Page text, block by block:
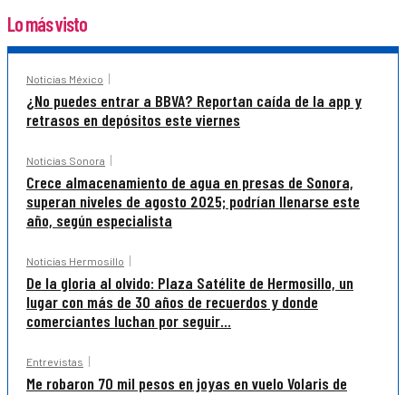
Lo más visto
Noticias México
¿No puedes entrar a BBVA? Reportan caída de la app y
retrasos en depósitos este viernes
Noticias Sonora
Crece almacenamiento de agua en presas de Sonora,
superan niveles de agosto 2025; podrían llenarse este
año, según especialista
Noticias Hermosillo
De la gloria al olvido: Plaza Satélite de Hermosillo, un
lugar con más de 30 años de recuerdos y donde
comerciantes luchan por seguir...
Entrevistas
Me robaron 70 mil pesos en joyas en vuelo Volaris de